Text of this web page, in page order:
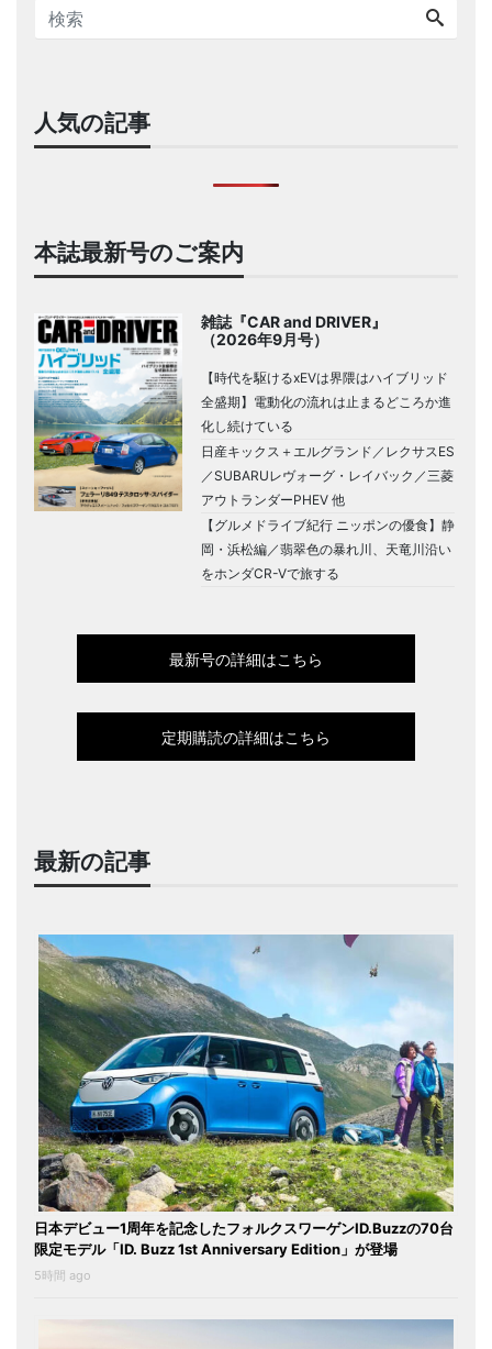
人気の記事
本誌最新号のご案内
雑誌『CAR and DRIVER』
（2026年9月号）
【時代を駆けるxEVは界隈はハイブリッド
全盛期】電動化の流れは止まるどころか進
化し続けている
日産キックス＋エルグランド／レクサスES
／SUBARUレヴォーグ・レイバック／三菱
アウトランダーPHEV 他
【グルメドライブ紀行 ニッポンの優食】静
岡・浜松編／翡翠色の暴れ川、天竜川沿い
をホンダCR-Vで旅する
最新号の詳細はこちら
定期購読の詳細はこちら
最新の記事
日本デビュー1周年を記念したフォルクスワーゲンID.Buzzの70台
限定モデル「ID. Buzz 1st Anniversary Edition」が登場
5時間 ago